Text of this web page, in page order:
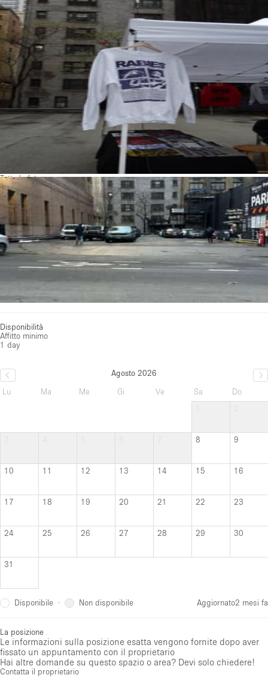
Tutte le foto
Disponibilità
Affitto minimo
1 day
Agosto 2026
Lu
Ma Me Gi Ve Sa
Do
8 9
10 11 12 13 14 15 16
17 18 19 20 21 22 23
24 25 26 27 28 29 30
31
Disponibile · Non disponibile Aggiornato2 mesi fa
La posizione
Le informazioni sulla posizione esatta vengono fornite dopo aver
fissato un appuntamento con il proprietario
Hai altre domande su questo spazio o area? Devi solo chiedere!
Contatta il proprietario